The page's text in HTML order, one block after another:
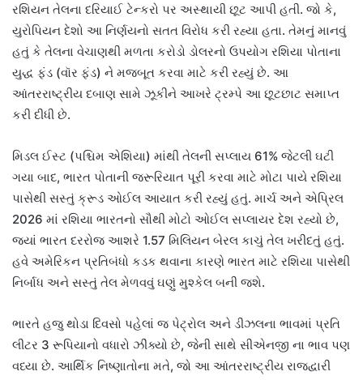
રશિયન તેલના દરિયાઈ ટેન્કરો પર અસ્થાયી છૂટ આપી હતી. જો કે,
યુરોપિયન દેશો આ નિર્ણયનો સતત વિરોધ કરી રહ્યા હતા. તેમનું માનવું
હતું કે તેલના વેચાણથી મળતા કરોડો ડોલરનો ઉપયોગ રશિયા પોતાના
યુદ્ધ ફંડ (વૉર ફંડ) ને મજબૂત કરવા માટે કરી રહ્યું છે. આ
આંતરરાષ્ટ્રીય દબાણ સામે ઝૂકીને આખરે ટ્રમ્પે આ છૂટછાટ સમાપ્ત
કરી દીધી છે.
મિડલ ઈસ્ટ (પશ્ચિમ એશિયા) માંથી તેલની સપ્લાય 61% જેટલી ઘટી
ગયા બાદ, ભારત પોતાની જરૂરિયાત પૂરી કરવા માટે મોટા પાયે રશિયા
પાસેથી સસ્તું ક્રૂડ ઓઈલ આયાત કરી રહ્યું હતું. માર્ચ અને એપ્રિલ
2026 માં રશિયા ભારતનો સૌથી મોટો ઓઈલ સપ્લાયર દેશ રહ્યો છે,
જ્યાં ભારત દરરોજ આશરે 1.57 મિલિયન બેરલ કાચું તેલ ખરીદતું હતું.
હવે અમેરિકન પ્રતિબંધો કડક થવાના કારણે ભારત માટે રશિયા પાસેથી
નિર્બાધ અને સસ્તું તેલ મેળવવું ઘણું મુશ્કેલ બની જશે.
ભારતે હજુ થોડા દિવસો પહેલાં જ પેટ્રોલ અને ડીઝલના ભાવમાં પ્રતિ
લીટર 3 રૂપિયાનો વધારો ઝીંક્યો છે, જેની સાથે સીએનજી ના ભાવ પણ
વધ્યા છે. આર્થિક નિષ્ણાતોના મતે, જો આ આંતરરાષ્ટ્રીય રાજદ્વારી